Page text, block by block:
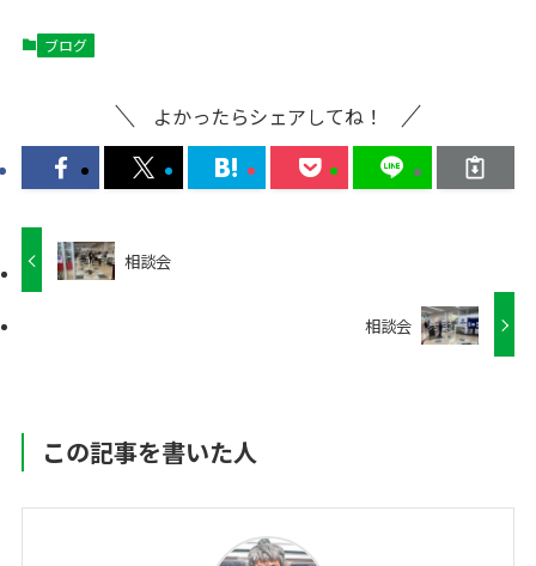
ブログ
よかったらシェアしてね！
相談会
相談会
この記事を書いた人